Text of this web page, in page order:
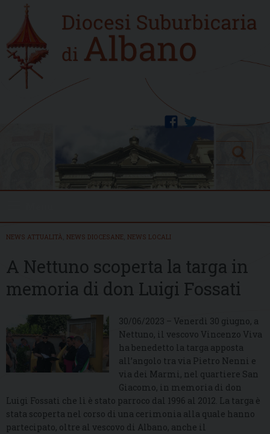
content
Home
new
twitter
facebook
Search
NEWS ATTUALITÀ NEWS DIOCESANE NEWS LOCALI
A Nettuno scoperta la targa in
memoria di don Luigi Fossati
30/06/2023 – Venerdì 30 giugno, a
Nettuno, il vescovo Vincenzo Viva
ha benedetto la targa apposta
all’angolo tra via Pietro Nenni e
via dei Marmi, nel quartiere San
Giacomo, in memoria di don
Luigi Fossati che lì è stato parroco dal 1996 al 2012. La targa è
stata scoperta nel corso di una cerimonia alla quale hanno
partecipato, oltre al vescovo di Albano, anche il